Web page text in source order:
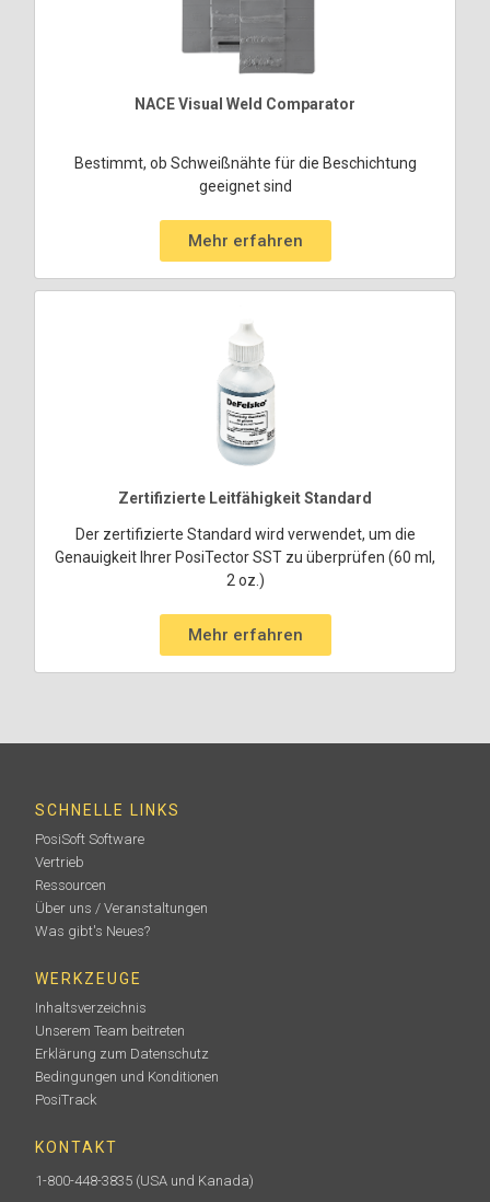
NACE Visual Weld Comparator
Bestimmt, ob Schweißnähte für die Beschichtung
geeignet sind
Mehr erfahren
Zertifizierte Leitfähigkeit Standard
Der zertifizierte Standard wird verwendet, um die
Genauigkeit Ihrer PosiTector SST zu überprüfen (60 ml,
2 oz.)
Mehr erfahren
SCHNELLE LINKS
PosiSoft Software
Vertrieb
Ressourcen
Über uns / Veranstaltungen
Was gibt's Neues?
WERKZEUGE
Inhaltsverzeichnis
Unserem Team beitreten
Erklärung zum Datenschutz
Bedingungen und Konditionen
PosiTrack
KONTAKT
1-800-448-3835 (USA und Kanada)